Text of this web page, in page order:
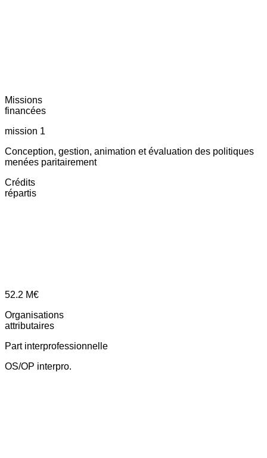
Missions
financées
mission 1
Conception, gestion, animation et évaluation des politiques
menées paritairement
Crédits
répartis
52.2 M€
Organisations
attributaires
Part interprofessionnelle
OS/OP interpro.